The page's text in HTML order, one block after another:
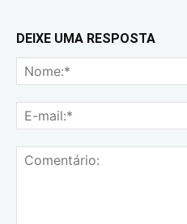
DEIXE UMA RESPOSTA